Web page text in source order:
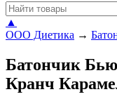
▲
ООО Диетика →
Батончик
Кранч